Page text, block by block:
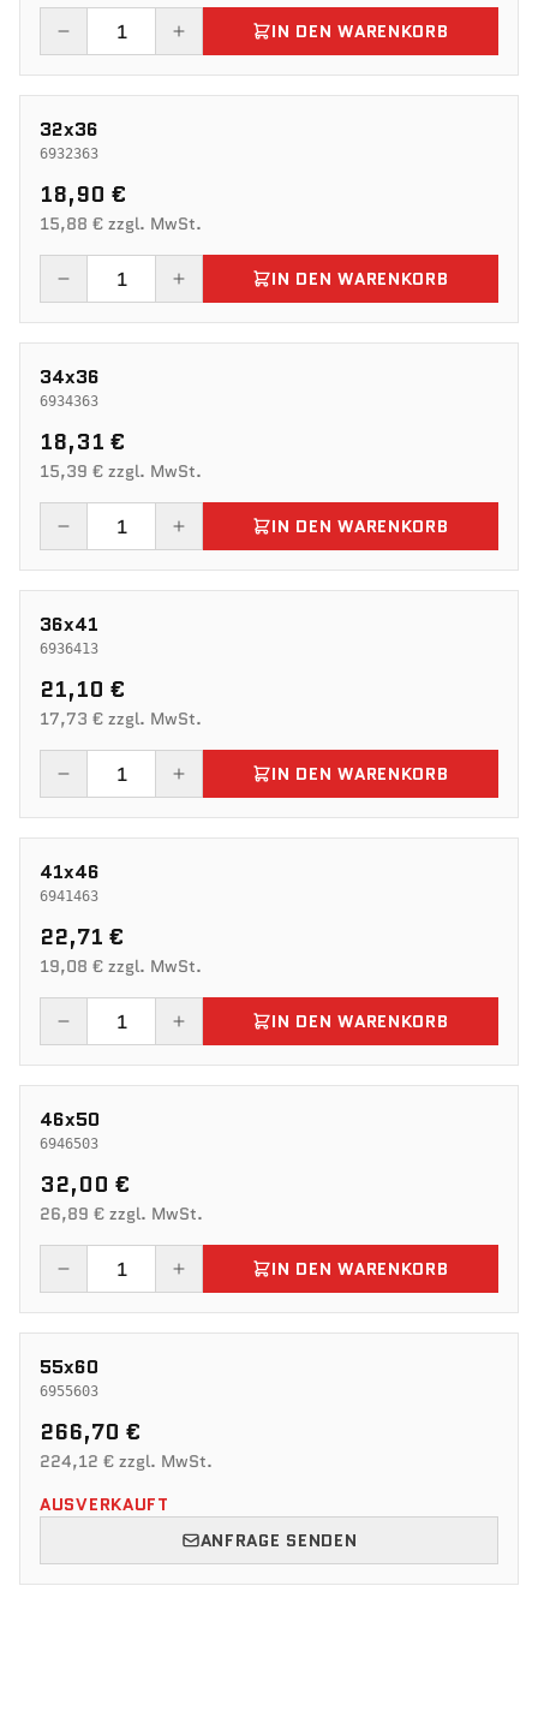
IN DEN WARENKORB
32x36
6932363
18,90 €
15,88 € zzgl. MwSt.
IN DEN WARENKORB
34x36
6934363
18,31 €
15,39 € zzgl. MwSt.
IN DEN WARENKORB
36x41
6936413
21,10 €
17,73 € zzgl. MwSt.
IN DEN WARENKORB
41x46
6941463
22,71 €
19,08 € zzgl. MwSt.
IN DEN WARENKORB
46x50
6946503
32,00 €
26,89 € zzgl. MwSt.
IN DEN WARENKORB
55x60
6955603
266,70 €
224,12 € zzgl. MwSt.
AUSVERKAUFT
ANFRAGE SENDEN